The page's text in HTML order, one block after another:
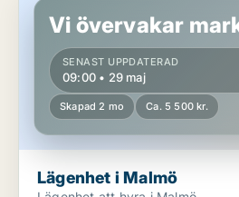
Vi övervakar
SENAST UPPDATERAD
09:00 • 29 maj
Skapad 2 mo Ca. 5 500 kr.
Lägenhet i Malmö